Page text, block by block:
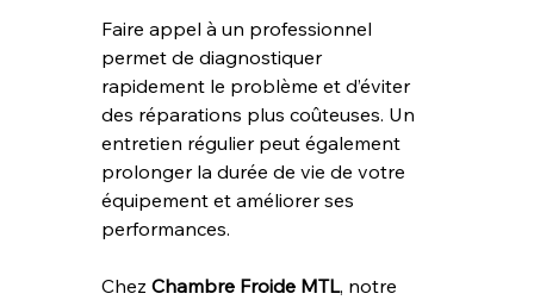
Faire appel à un professionnel
permet de diagnostiquer
rapidement le problème et d’éviter
des réparations plus coûteuses. Un
entretien régulier peut également
prolonger la durée de vie de votre
équipement et améliorer ses
performances.
Chez Chambre Froide MTL, notre